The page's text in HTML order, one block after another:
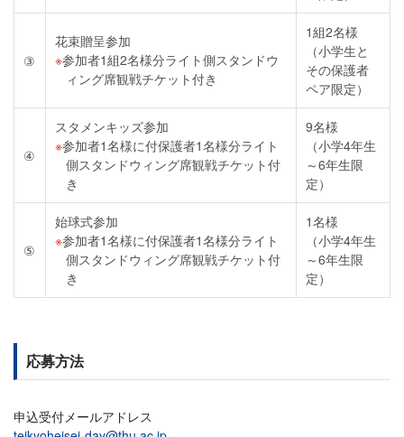
③
花束贈呈参加
参加者1組2名様分ライト側スタンドウ
ィング席観戦チケット付き
1組2名様
（小学生と
その保護者
ペア限定）
④
スタメンキッズ参加
参加者1名様に付保護者1名様分ライト
側スタンドウィング席観戦チケット付
き
9名様
（小学4年生
～6年生限
定）
⑤
始球式参加
参加者1名様に付保護者1名様分ライト
側スタンドウィング席観戦チケット付
き
1名様
（小学4年生
～6年生限
定）
応募方法
申込受付メールアドレス